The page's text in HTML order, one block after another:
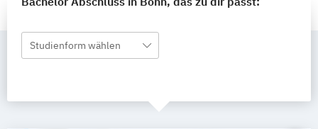
Studienform wählen